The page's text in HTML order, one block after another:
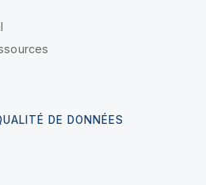
DE DONNÉES